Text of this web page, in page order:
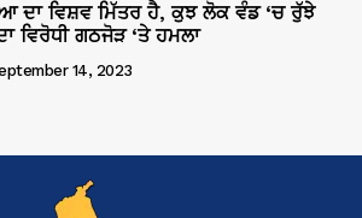
ਦਾ ਵਿਸ਼ਵ ਮਿੱਤਰ ਹੈ, ਕੁਝ ਲੋਕ ਵੰਡ ‘ਚ ਰੁੱਝੇ
ਵਿਰੋਧੀ ਗਠਜੋੜ ‘ਤੇ ਹਮਲਾ
14, 2023